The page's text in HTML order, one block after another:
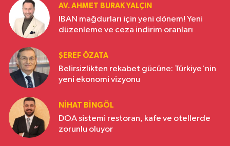
AV. AHMET BURAK YALÇIN
IBAN mağdurları için yeni dönem! Yeni
düzenleme ve ceza indirim oranları
ŞEREF ÖZATA
Belirsizlikten rekabet gücüne: Türkiye'nin
yeni ekonomi vizyonu
NIHAT BINGÖL
DOA sistemi restoran, kafe ve otellerde
zorunlu oluyor